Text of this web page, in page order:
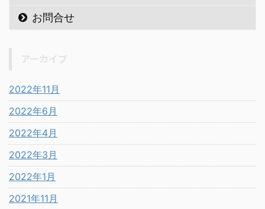
お問合せ
2022年11月
2022年6月
2022年4月
2022年3月
2022年1月
2021年11月